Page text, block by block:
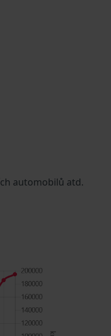
automobilů atd.